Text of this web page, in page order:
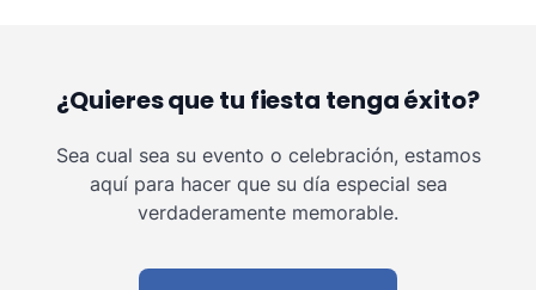
¿Quieres que tu fiesta tenga éxito?
Sea cual sea su evento o celebración, estamos
aquí para hacer que su día especial sea
verdaderamente memorable.